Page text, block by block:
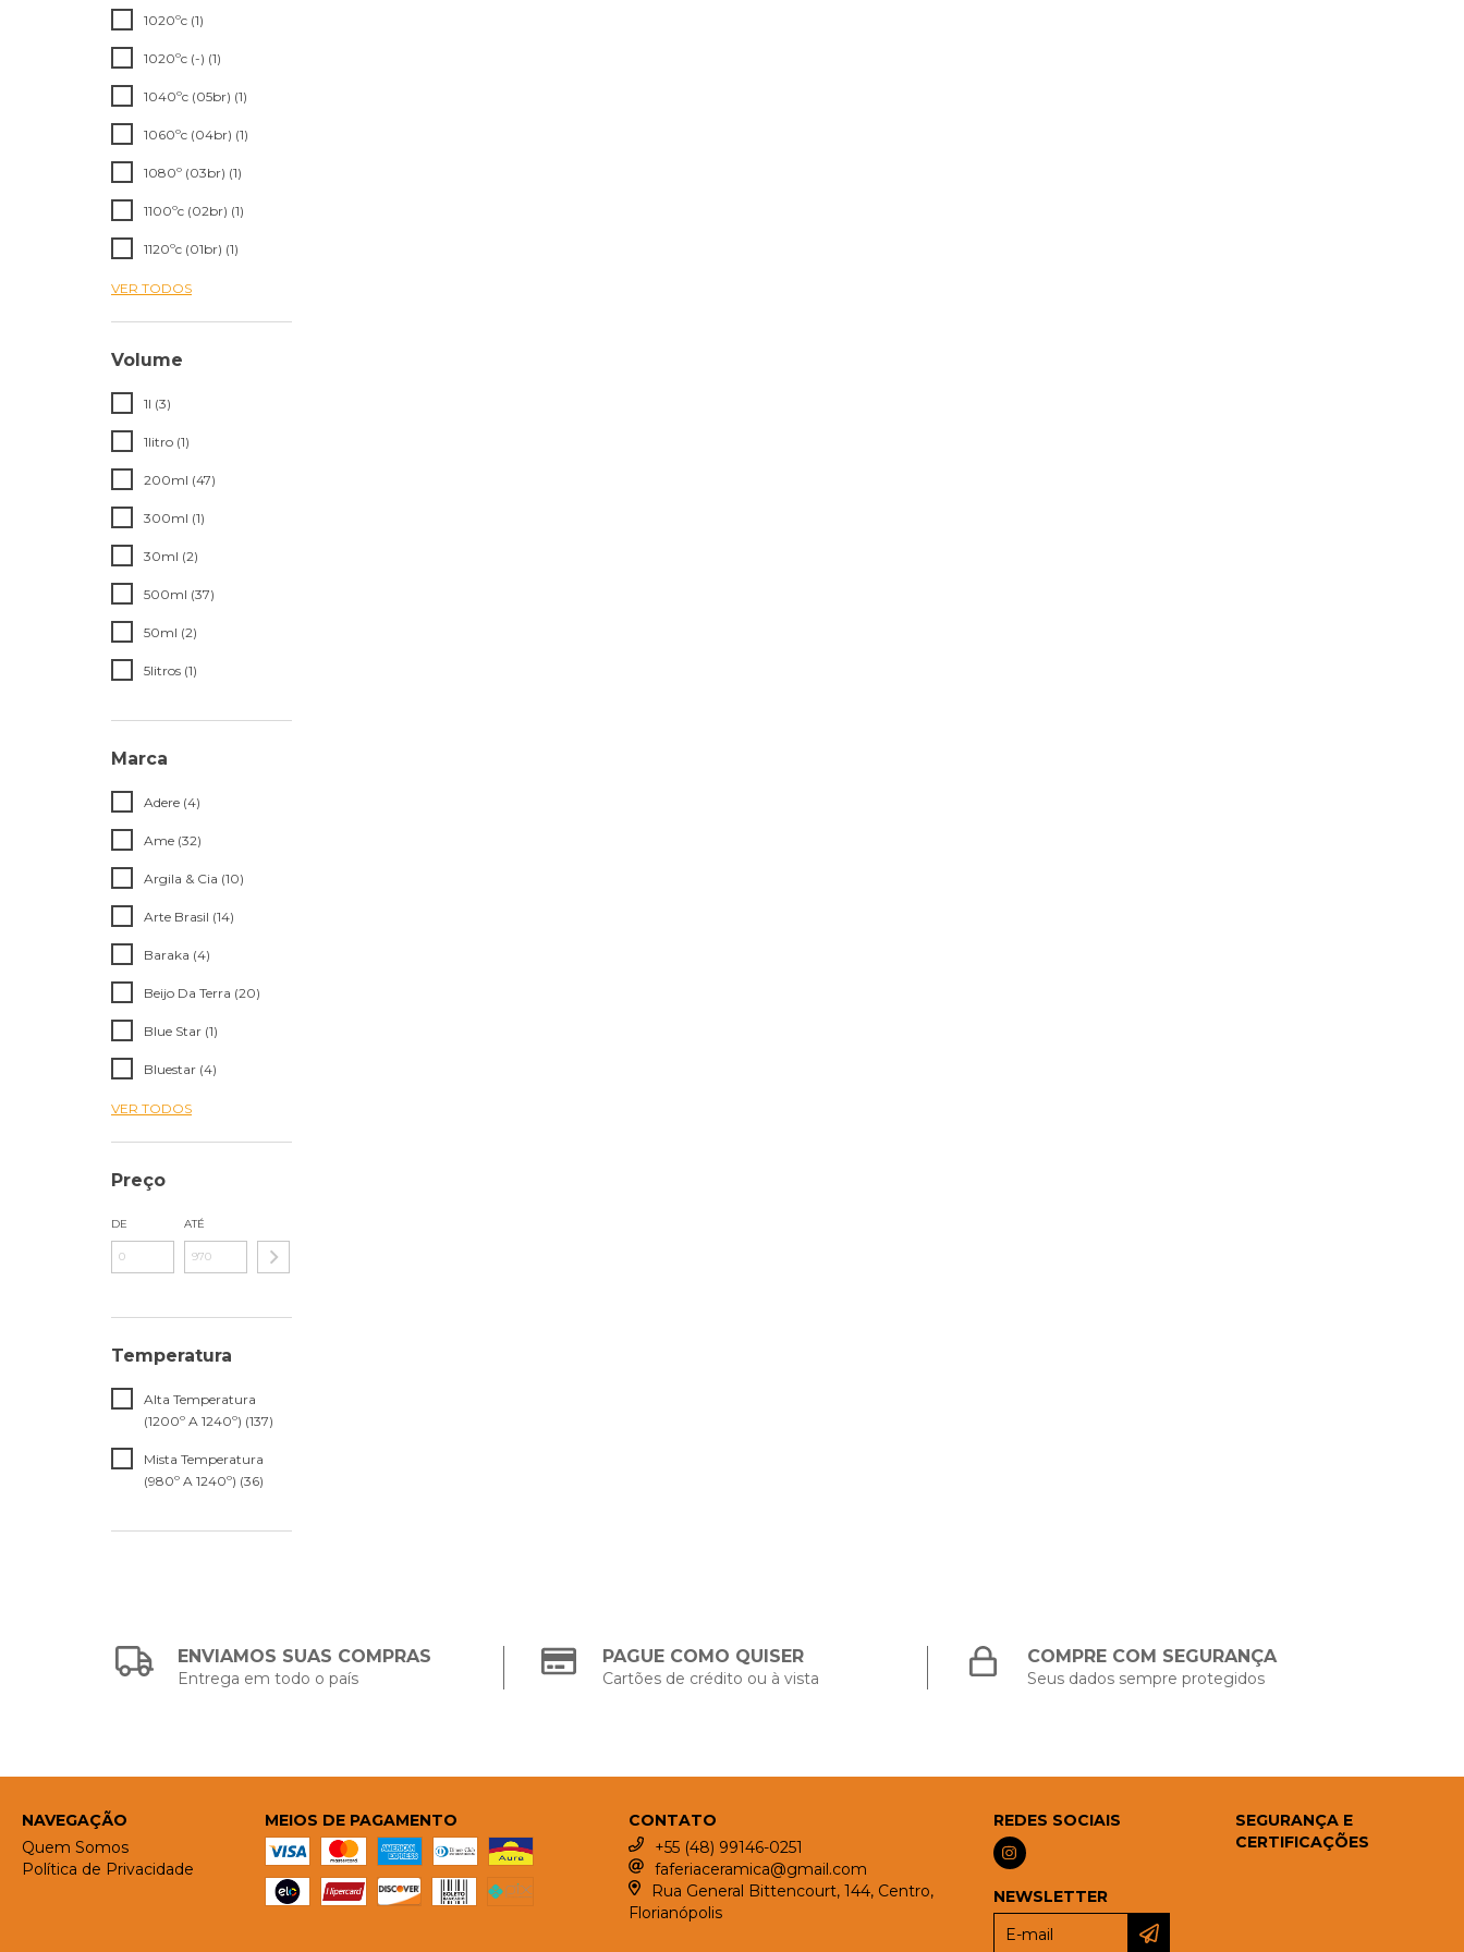
1020ºc (1)
1020ºc (-) (1)
1040ºc (05br) (1)
1060ºc (04br) (1)
1080º (03br) (1)
1100ºc (02br) (1)
1120ºc (01br) (1)
VER TODOS
Volume
1l (3)
1litro (1)
200ml (47)
300ml (1)
30ml (2)
500ml (37)
50ml (2)
5litros (1)
Marca
Adere (4)
Ame (32)
Argila & Cia (10)
Arte Brasil (14)
Baraka (4)
Beijo Da Terra (20)
Blue Star (1)
Bluestar (4)
VER TODOS
Preço
DE ATÉ
Temperatura
Alta Temperatura
(1200º A 1240º) (137)
Mista Temperatura
(980º A 1240º) (36)
ENVIAMOS SUAS COMPRAS
Entrega em todo o país
PAGUE COMO QUISER
Cartões de crédito ou à vista
COMPRE COM SEGURANÇA
Seus dados sempre protegidos
NAVEGAÇÃO
Quem Somos
Política de Privacidade
MEIOS DE PAGAMENTO
CONTATO
+55 (48) 99146-0251
faferiaceramica@gmail.com
Rua General Bittencourt, 144, Centro,
Florianópolis
REDES SOCIAIS
NEWSLETTER
SEGURANÇA E
CERTIFICAÇÕES